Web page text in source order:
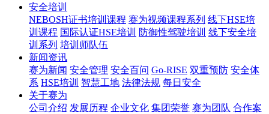
安全培训
NEBOSH证书培训课程 赛为视频课程系列 线下HSE培
训课程 国际认证HSE培训 防御性驾驶培训 线下安全培
训系列 培训师队伍
新闻资讯
赛为新闻 安全管理 安全百问 Go-RISE 双重预防 安全体
系 HSE培训 智慧工地 法律法规 每日安全
关于赛为
公司介绍 发展历程 企业文化 集团荣誉 赛为团队 合作案